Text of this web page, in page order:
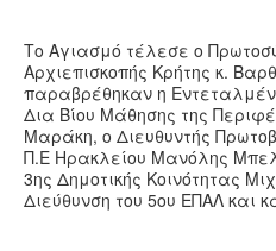
Το Αγιασμό τέλεσε ο
Αρχιεπισκοπής Κρήτης κ.
παραβρέθηκαν η
Δια Βίου Μάθησης της
Μαράκη, ο Διευθυντής
Π.Ε Ηρακλείου Μανόλης
3ης Δημοτικής Κοινότητας
Διεύθυνση του 5ου ΕΠΑΛ και